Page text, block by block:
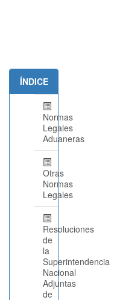
ÍNDICE
Normas
Legales
Aduaneras
Otras
Normas
Legales
Resoluciones
de
la
Superintendencia
Nacional
Adjuntas
de